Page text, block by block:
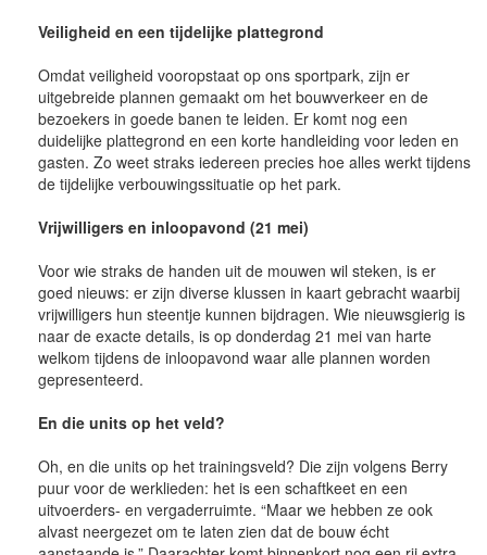
Veiligheid en een tijdelijke plattegrond
Omdat veiligheid vooropstaat op ons sportpark, zijn er
uitgebreide plannen gemaakt om het bouwverkeer en de
bezoekers in goede banen te leiden. Er komt nog een
duidelijke plattegrond en een korte handleiding voor leden en
gasten. Zo weet straks iedereen precies hoe alles werkt tijdens
de tijdelijke verbouwingssituatie op het park.
Vrijwilligers en inloopavond (21 mei)
Voor wie straks de handen uit de mouwen wil steken, is er
goed nieuws: er zijn diverse klussen in kaart gebracht waarbij
vrijwilligers hun steentje kunnen bijdragen. Wie nieuwsgierig is
naar de exacte details, is op donderdag 21 mei van harte
welkom tijdens de inloopavond waar alle plannen worden
gepresenteerd.
En die units op het veld?
Oh, en die units op het trainingsveld? Die zijn volgens Berry
puur voor de werklieden: het is een schaftkeet en een
uitvoerders- en vergaderruimte. “Maar we hebben ze ook
alvast neergezet om te laten zien dat de bouw écht